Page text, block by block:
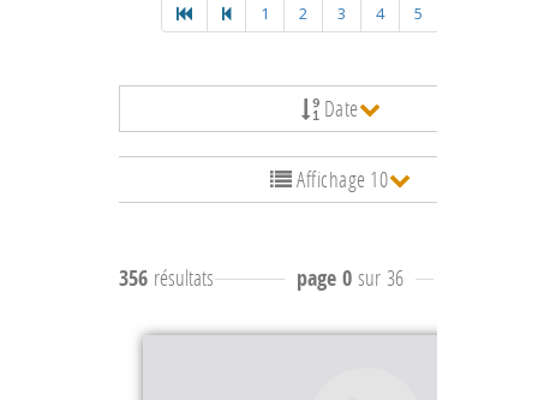
1 2 3 4 5
Date
Affichage 10
356 résultats page 0 sur 36